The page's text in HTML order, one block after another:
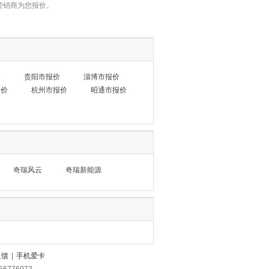
商为您报价。
贵阳市报价
淄博市报价
杭州市报价
昭通市报价
奇瑞风云 奇瑞新能源
手机爱卡